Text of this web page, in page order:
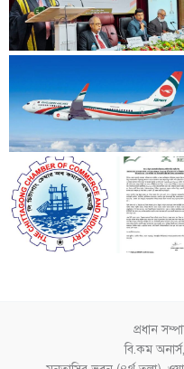
প্রধান
বি.কম